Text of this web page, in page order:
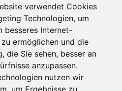
verwendet Cookies
Technologien, um
besseres Internet-
zu ermöglichen und die
die Sie sehen, besser an
anzupassen.
nutzen wir
um Ergebnisse zu
Durchführungsgarantie